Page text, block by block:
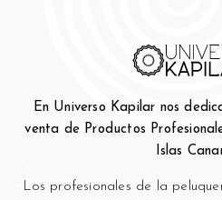
En Universo Kapilar nos
venta de Productos
Islas
Los profesionales de la